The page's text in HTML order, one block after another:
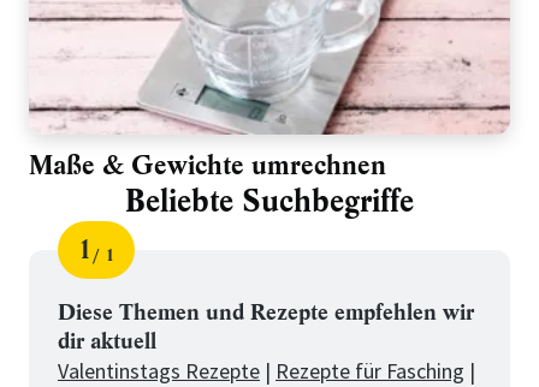
Maße & Gewichte umrechnen
Beliebte Suchbegriffe
Schritt
1
von
1
für
Beliebte
Suchbegriffe
Diese Themen und Rezepte empfehlen wir
dir aktuell
Valentinstags Rezepte | Rezepte für Fasching |